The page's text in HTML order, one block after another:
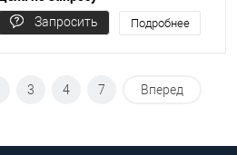
Запросить
Подробнее
3 4 7 Вперед